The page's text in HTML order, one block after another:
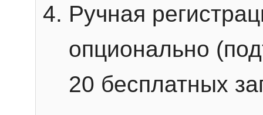
Ручная
опционально
20 бесплатных